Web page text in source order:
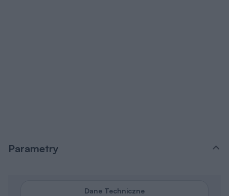
Parametry
Dane Techniczne